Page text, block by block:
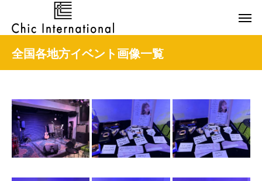
全国各地方イベント画像一覧